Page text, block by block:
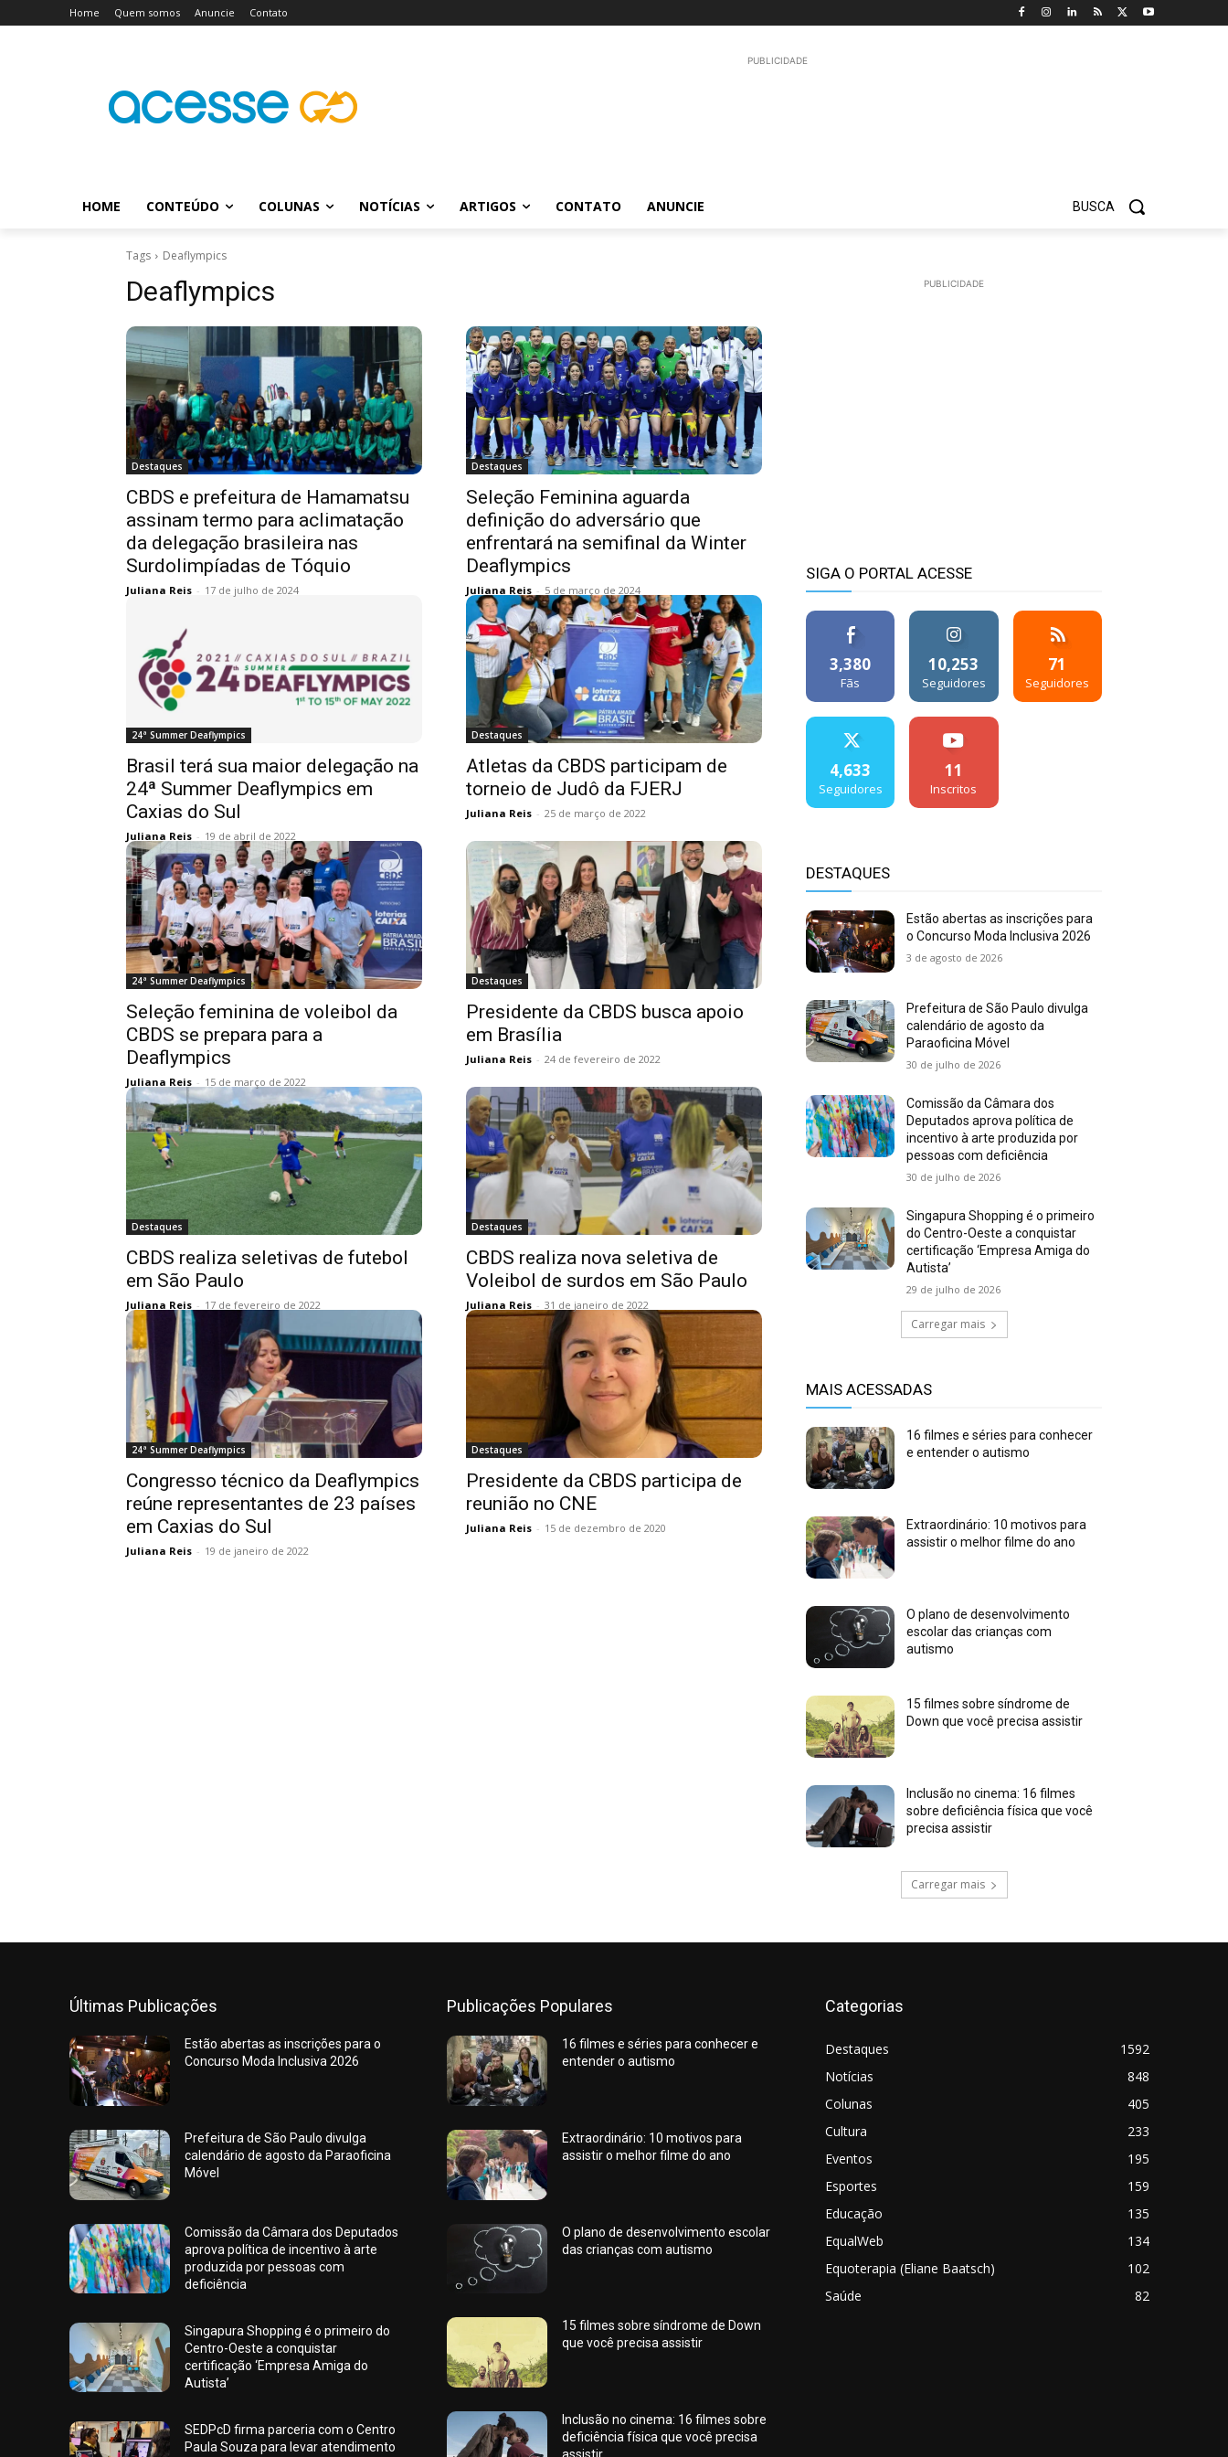
Home Quem somos Anuncie Contato
PUBLICIDADE
HOME CONTEÚDO COLUNAS NOTÍCIAS ARTIGOS CONTATO ANUNCIE BUSCA
Tags Deaflympics
Deaflympics
Destaques
CBDS e prefeitura de Hamamatsu
assinam termo para aclimatação
da delegação brasileira nas
Surdolimpíadas de Tóquio
Juliana Reis - 17 de julho de 2024
Destaques
Seleção Feminina aguarda
definição do adversário que
enfrentará na semifinal da Winter
Deaflympics
Juliana Reis - 5 de março de 2024
24ª Summer Deaflympics
Brasil terá sua maior delegação na
24ª Summer Deaflympics em
Caxias do Sul
Juliana Reis - 19 de abril de 2022
Destaques
Atletas da CBDS participam de
torneio de Judô da FJERJ
Juliana Reis - 25 de março de 2022
24ª Summer Deaflympics
Seleção feminina de voleibol da
CBDS se prepara para a
Deaflympics
Juliana Reis - 15 de março de 2022
Destaques
Presidente da CBDS busca apoio
em Brasília
Juliana Reis - 24 de fevereiro de 2022
Destaques
CBDS realiza seletivas de futebol
em São Paulo
Juliana Reis - 17 de fevereiro de 2022
Destaques
CBDS realiza nova seletiva de
Voleibol de surdos em São Paulo
Juliana Reis - 31 de janeiro de 2022
24ª Summer Deaflympics
Congresso técnico da Deaflympics
reúne representantes de 23 países
em Caxias do Sul
Juliana Reis - 19 de janeiro de 2022
Destaques
Presidente da CBDS participa de
reunião no CNE
Juliana Reis - 15 de dezembro de 2020
PUBLICIDADE
SIGA O PORTAL ACESSE
3,380
Fãs
10,253
Seguidores
71
Seguidores
4,633
Seguidores
11
Inscritos
DESTAQUES
Estão abertas as inscrições para
o Concurso Moda Inclusiva 2026
3 de agosto de 2026
Prefeitura de São Paulo divulga
calendário de agosto da
Paraoficina Móvel
30 de julho de 2026
Comissão da Câmara dos
Deputados aprova política de
incentivo à arte produzida por
pessoas com deficiência
30 de julho de 2026
Singapura Shopping é o primeiro
do Centro-Oeste a conquistar
certificação ‘Empresa Amiga do
Autista’
29 de julho de 2026
Carregar mais
MAIS ACESSADAS
16 filmes e séries para conhecer
e entender o autismo
Extraordinário: 10 motivos para
assistir o melhor filme do ano
O plano de desenvolvimento
escolar das crianças com
autismo
15 filmes sobre síndrome de
Down que você precisa assistir
Inclusão no cinema: 16 filmes
sobre deficiência física que você
precisa assistir
Carregar mais
Últimas Publicações
Estão abertas as inscrições para o
Concurso Moda Inclusiva 2026
Prefeitura de São Paulo divulga
calendário de agosto da Paraoficina
Móvel
Comissão da Câmara dos Deputados
aprova política de incentivo à arte
produzida por pessoas com
deficiência
Singapura Shopping é o primeiro do
Centro-Oeste a conquistar
certificação ‘Empresa Amiga do
Autista’
SEDPcD firma parceria com o Centro
Paula Souza para levar atendimento
Publicações Populares
16 filmes e séries para conhecer e
entender o autismo
Extraordinário: 10 motivos para
assistir o melhor filme do ano
O plano de desenvolvimento escolar
das crianças com autismo
15 filmes sobre síndrome de Down
que você precisa assistir
Inclusão no cinema: 16 filmes sobre
deficiência física que você precisa
Categorias
Destaques
1592
Notícias
848
Colunas
405
Cultura
233
Eventos
195
Esportes
159
Educação
135
EqualWeb
134
Equoterapia (Eliane Baatsch)
102
Saúde
82